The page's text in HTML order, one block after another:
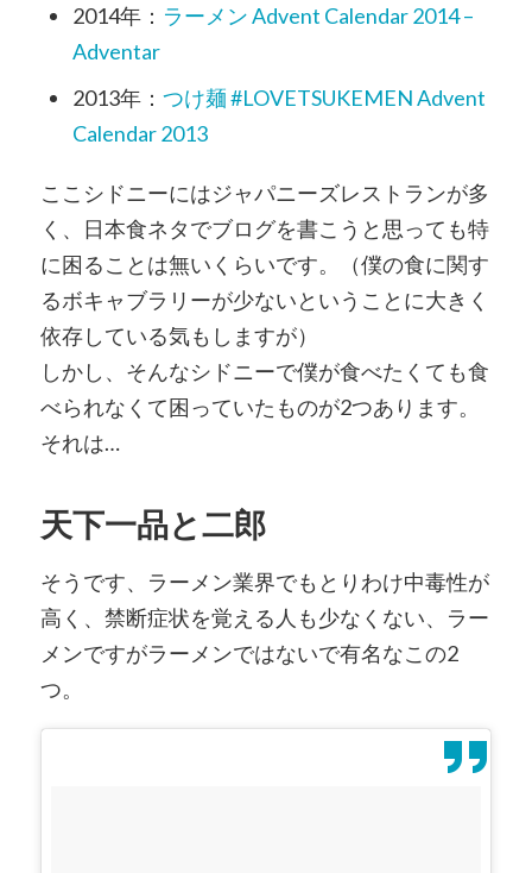
2014年： ラーメン Advent Calendar 2014 –
Adventar
2013年： つけ麺 #LOVETSUKEMEN Advent
Calendar 2013
ここシドニーにはジャパニーズレストランが多
く、日本食ネタでブログを書こうと思っても特
に困ることは無いくらいです。（僕の食に関す
るボキャブラリーが少ないということに大きく
依存している気もしますが）
しかし、そんなシドニーで僕が食べたくても食
べられなくて困っていたものが2つあります。
それは…
天下一品と二郎
そうです、ラーメン業界でもとりわけ中毒性が
高く、禁断症状を覚える人も少なくない、ラー
メンですがラーメンではないで有名なこの2
つ。